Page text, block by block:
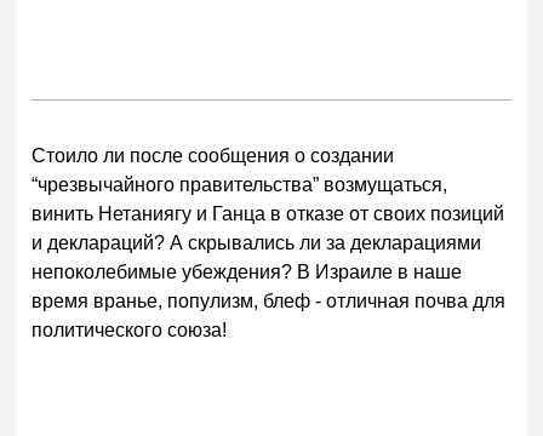
Стоило ли после сообщения о создании
“чрезвычайного правительства” возмущаться,
винить Нетаниягу и Ганца в отказе от своих позиций
и деклараций? А скрывались ли за декларациями
непоколебимые убеждения? В Израиле в наше
время вранье, популизм, блеф - отличная почва для
политического союза!